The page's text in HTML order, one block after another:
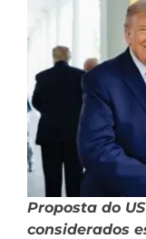
Proposta do
considerados